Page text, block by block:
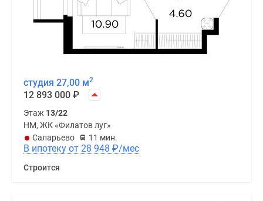
студия 27,00 м2
12 893 000 ₽
Этаж 13/22
НМ, ЖК «Филатов луг»
Саларьево
11 мин.
В ипотеку от 28 948 ₽/мес
Строится